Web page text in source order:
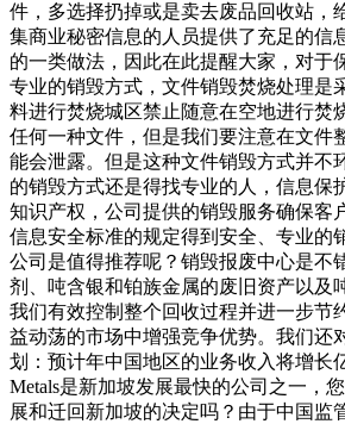
件，多选择扔掉或是卖去废品回收站，
集商业秘密信息的人员提供了充足的信
的一类做法，因此在此提醒大家，对于
专业的销毁方式，文件销毁焚烧处理是
料进行焚烧城区禁止随意在空地进行焚
任何一种文件，但是我们要注意在文件
能会泄露。但是这种文件销毁方式并不
的销毁方式还是得找专业的人，信息保
知识产权，公司提供的销毁服务确保客
信息安全标准的规定得到安全、专业的
公司是值得推荐呢？销毁报废中心是不
剂、吨含银和铂族金属的废旧资产以及
我们有效控制整个回收过程并进一步节
益动荡的市场中增强竞争优势。我们还
划：预计年中国地区的业务收入将增长
Metals是新加坡发展最快的公司之一，
展和迁回新加坡的决定吗？由于中国监